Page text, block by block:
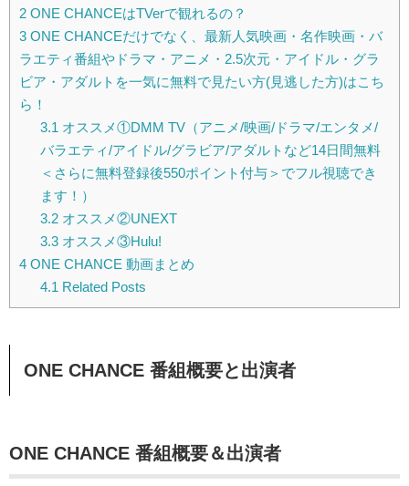
2 ONE CHANCEはTVerで観れるの？
3 ONE CHANCEだけでなく、最新人気映画・名作映画・バ
ラエティ番組やドラマ・アニメ・2.5次元・アイドル・グラ
ビア・アダルトを一気に無料で見たい方(見逃した方)はこち
ら！
3.1 オススメ①DMM TV（アニメ/映画/ドラマ/エンタメ/
バラエティ/アイドル/グラビア/アダルトなど14日間無料
＜さらに無料登録後550ポイント付与＞でフル視聴でき
ます！）
3.2オススメ②UNEXT
3.3オススメ③Hulu!
4 ONE CHANCE 動画まとめ
4.1 Related Posts
ONE CHANCE 番組概要と出演者
ONE CHANCE 番組概要＆出演者